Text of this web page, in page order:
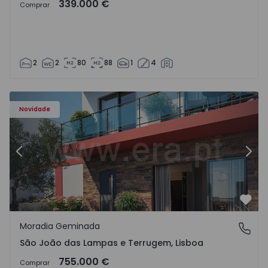
Comprar 339.000 €
2 2 80 88 1 4
Novidade
Anterior
São João das Lampas e Terrugem, Lisboa
Moradia Geminada
São João das Lampas e Terrugem, Lisboa
Comprar 755.000 €